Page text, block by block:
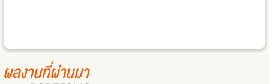
ผลงานที่ผ่านมา